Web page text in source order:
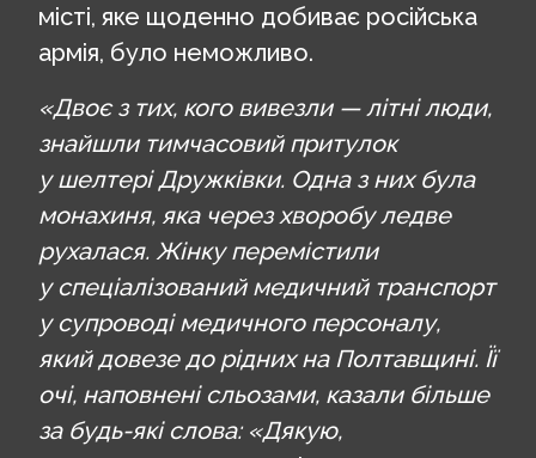
місті, яке щоденно добиває російська
армія, було неможливо.
«Двоє з тих, кого вивезли — літні люди,
знайшли тимчасовий притулок
у шелтері Дружківки. Одна з них була
монахиня, яка через хворобу ледве
рухалася. Жінку перемістили
у спеціалізований медичний транспорт
у супроводі медичного персоналу,
який довезе до рідних на Полтавщині. Її
очі, наповнені сльозами, казали більше
за будь-які слова: «Дякую,